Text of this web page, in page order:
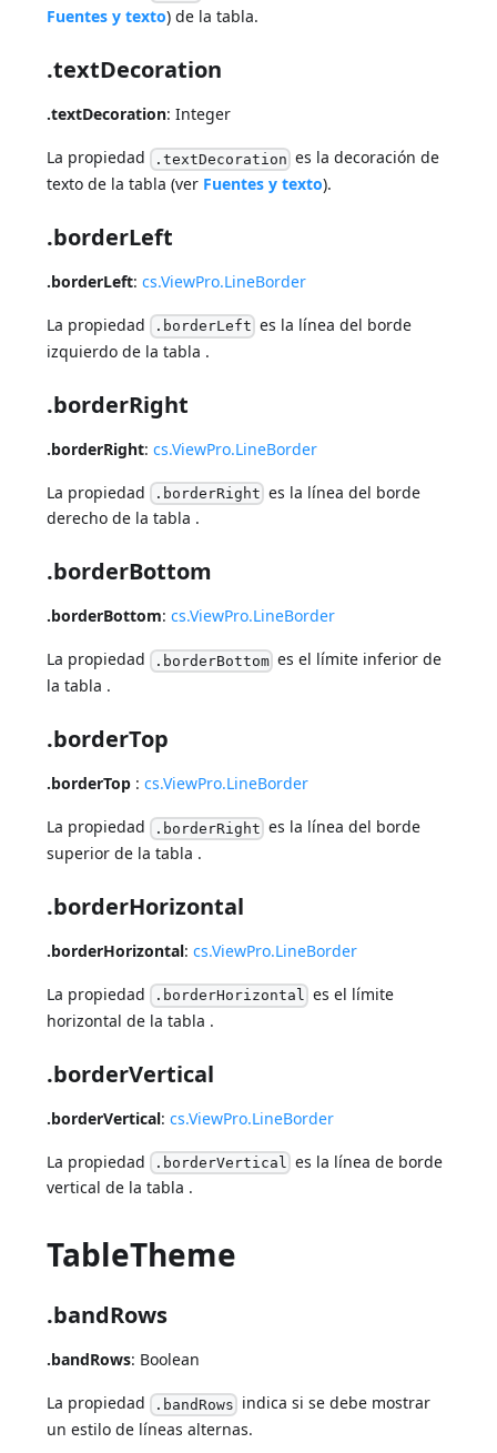
Fuentes y texto) de la tabla.
.textDecoration
.textDecoration: Integer
La propiedad .textDecoration es la decoración de
texto de la tabla (ver Fuentes y texto).
.borderLeft
.borderLeft:cs.ViewPro.LineBorder
La propiedad .borderLeft es la línea del borde
izquierdo de la tabla .
.borderRight
.borderRight:cs.ViewPro.LineBorder
La propiedad .borderRight es la línea del borde
derecho de la tabla .
.borderBottom
.borderBottom:cs.ViewPro.LineBorder
La propiedad .borderBottom es el límite inferior de
la tabla .
.borderTop
.borderTop :cs.ViewPro.LineBorder
La propiedad .borderRight es la línea del borde
superior de la tabla .
.borderHorizontal
.borderHorizontal:cs.ViewPro.LineBorder
La propiedad .borderHorizontal es el límite
horizontal de la tabla .
.borderVertical
.borderVertical:cs.ViewPro.LineBorder
La propiedad .borderVertical es la línea de borde
vertical de la tabla .
TableTheme
.bandRows
.bandRows: Boolean
La propiedad .bandRows indica si se debe mostrar
un estilo de líneas alternas.